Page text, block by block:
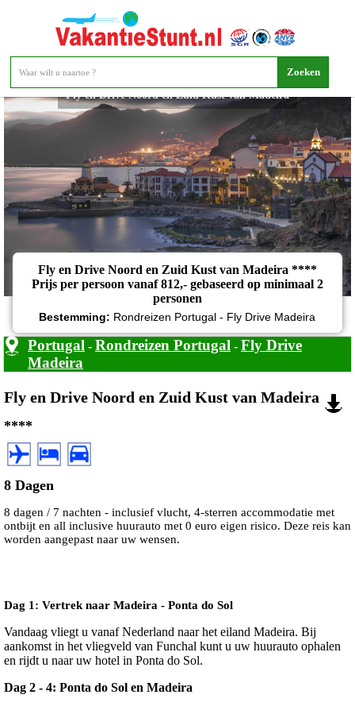
Fly en Drive Noord en Zuid Kust van Madeira
Fly en Drive Noord en Zuid Kust van Madeira ****
Prijs per persoon vanaf 812,- gebaseerd op minimaal 2
personen
Bestemming: Rondreizen Portugal - Fly Drive Madeira
Portugal - Rondreizen Portugal - Fly Drive
Madeira
Fly en Drive Noord en Zuid Kust van Madeira
****
8 Dagen
8 dagen / 7 nachten - inclusief vlucht, 4-sterren accommodatie met
ontbijt en all inclusive huurauto met 0 euro eigen risico. Deze reis kan
worden aangepast naar uw wensen.
Dag 1: Vertrek naar Madeira - Ponta do Sol
Vandaag vliegt u vanaf Nederland naar het eiland Madeira. Bij
aankomst in het vliegveld van Funchal kunt u uw huurauto ophalen
en rijdt u naar uw hotel in Ponta do Sol.
Dag 2 - 4: Ponta do Sol en Madeira